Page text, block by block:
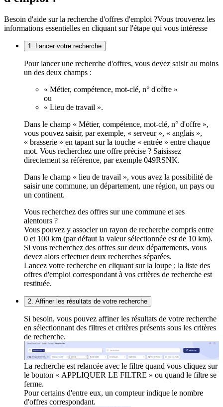
Besoin d'aide sur la recherche d'offres d'emploi ?Vous trouverez les
informations essentielles en cliquant sur l'étape qui vous intéresse
1. Lancer votre recherche
Pour lancer une recherche d'offres, vous devez saisir au moins
un des deux champs :
« Métier, compétence, mot-clé, n° d'offre »
ou
« Lieu de travail ».
Dans le champ « Métier, compétence, mot-clé, n° d'offre »,
vous pouvez saisir, par exemple, « serveur », « anglais »,
« brasserie » en tapant sur la touche « entrée » entre chaque
mot. Vous recherchez une offre précise ? Saisissez
directement sa référence, par exemple 049RSNK.
Dans le champ « lieu de travail », vous avez la possibilité de
saisir une commune, un département, une région, un pays ou
un continent.
Vous recherchez des offres sur une commune et ses
alentours ?
Vous pouvez y associer un rayon de recherche compris entre
0 et 100 km (par défaut la valeur sélectionnée est de 10 km).
Si vous recherchez des offres sur deux départements, vous
devez alors effectuer deux recherches séparées.
Lancez votre recherche en cliquant sur la loupe ; la liste des
offres d'emploi correspondant à vos critères de recherche est
restituée.
2. Affiner les résultats de votre recherche
Si besoin, vous pouvez affiner les résultats de votre recherche
en sélectionnant des filtres et critères présents sous les critères
de recherche.
La recherche est relancée avec le filtre quand vous cliquez sur
le bouton « APPLIQUER LE FILTRE » ou quand le filtre se
ferme.
Pour certains d'entre eux, un compteur indique le nombre
d'offres correspondant.